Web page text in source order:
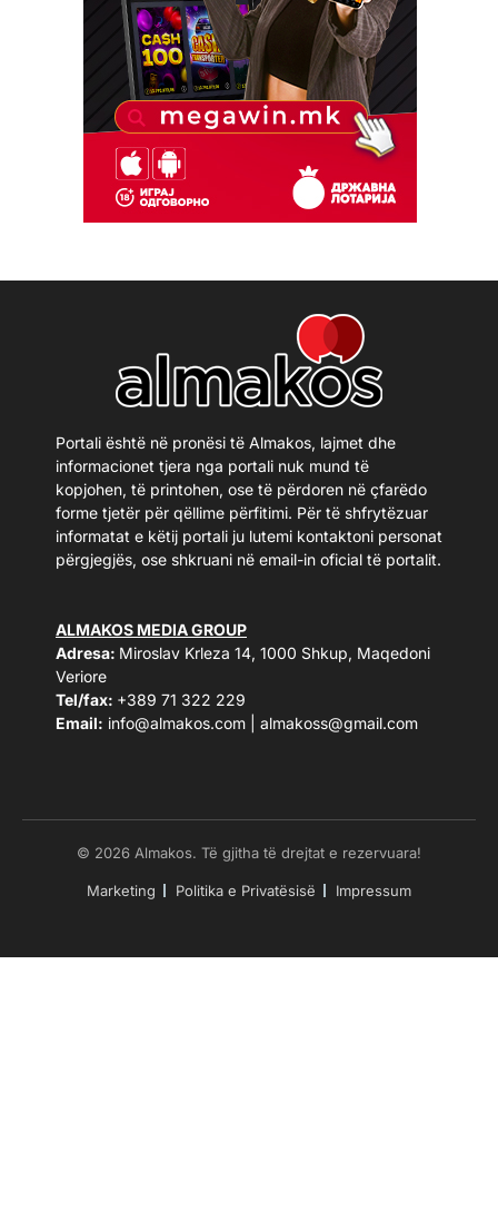
Portali është në pronësi të Almakos, lajmet dhe
informacionet tjera nga portali nuk mund të
kopjohen, të printohen, ose të përdoren në çfarëdo
forme tjetër për qëllime përfitimi. Për të shfrytëzuar
informatat e këtij portali ju lutemi kontaktoni personat
përgjegjës, ose shkruani në email-in oficial të portalit.
ALMAKOS MEDIA GROUP
Adresa: Miroslav Krleza 14, 1000 Shkup, Maqedoni
Veriore
Tel/fax: +389 71 322 229
Email: info@almakos.com almakoss@gmail.com
© 2026 Almakos. Të gjitha të drejtat e rezervuara!
Marketing Politika e Privatësisë Impressum